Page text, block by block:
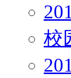
校